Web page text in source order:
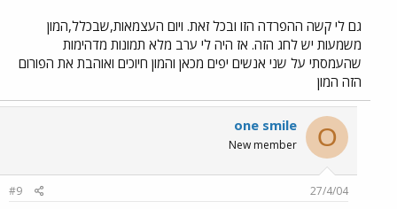
גם לי קשה ההפרדה הזו ובכל זאת. ויום העצמאות,שבכלל,המון
משמעות יש לחג הזה. אז היה לי ערב מלא תמונות מדהימות
שהעמסתי על שני אנשים יפים מכאן והמון חיוכים ואוהבת את הפורום
הזה המון
O
one smile
New member
27/4/04
#9